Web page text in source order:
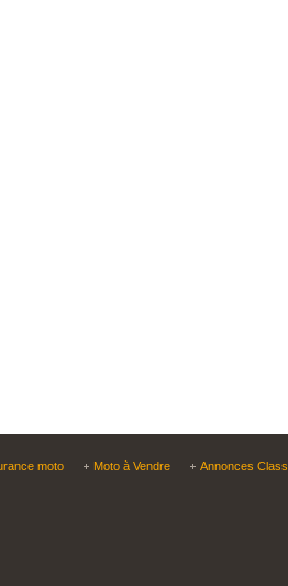
moto Moto à Vendre
Annonces